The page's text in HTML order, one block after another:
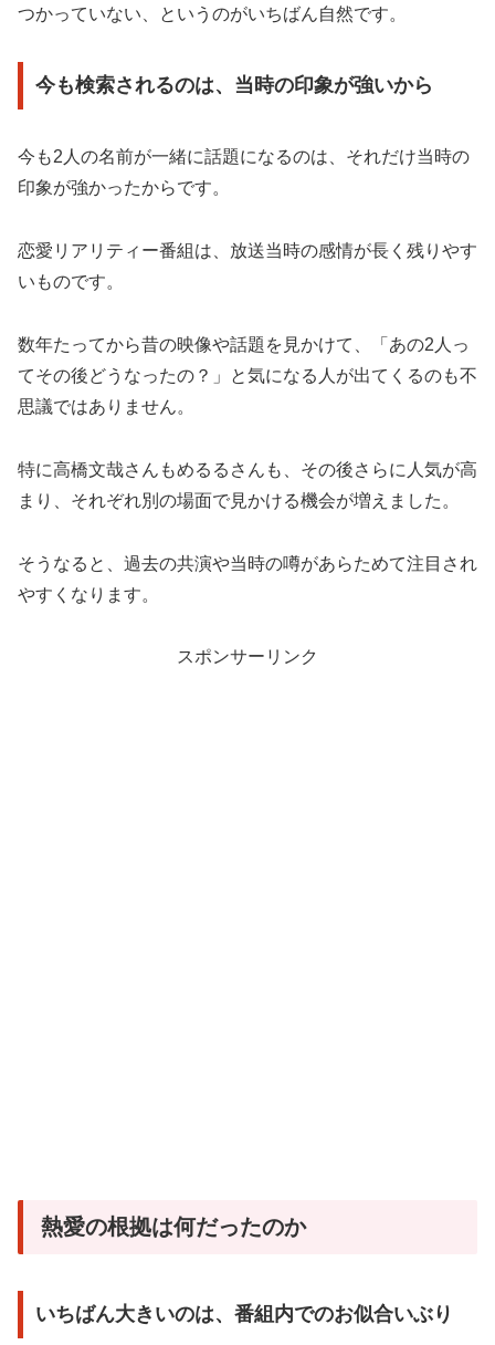
つかっていない、というのがいちばん自然です。
今も検索されるのは、当時の印象が強いから
今も2人の名前が一緒に話題になるのは、それだけ当時の
印象が強かったからです。
恋愛リアリティー番組は、放送当時の感情が長く残りやす
いものです。
数年たってから昔の映像や話題を見かけて、「あの2人っ
てその後どうなったの？」と気になる人が出てくるのも不
思議ではありません。
特に高橋文哉さんもめるるさんも、その後さらに人気が高
まり、それぞれ別の場面で見かける機会が増えました。
そうなると、過去の共演や当時の噂があらためて注目され
やすくなります。
スポンサーリンク
熱愛の根拠は何だったのか
いちばん大きいのは、番組内でのお似合いぶり